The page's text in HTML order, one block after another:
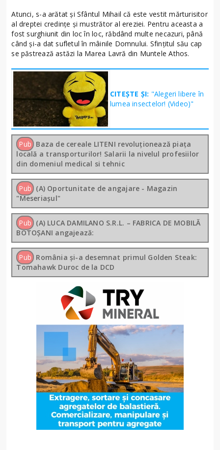
Atunci, s-a arătat şi Sfântul Mihail că este vestit mărturisitor
al dreptei credinţe şi mustrător al ereziei. Pentru aceasta a
fost surghiunit din loc în loc, răbdând multe necazuri, până
când şi-a dat sufletul în mâinile Domnului. Sfinţitul său cap
se păstrează astăzi la Marea Lavră din Muntele Athos.
CITEȘTE ȘI: "Alegeri libere în
lumea insectelor! (Video)"
Pub Baza de cereale LITENI revoluționează piața
locală a transporturilor! Salarii la nivelul profesiilor
din domeniul medical si tehnic
Pub (A) Oportunitate de angajare - Magazin
"Meseriașul"
Pub (A) LUCA DAMILANO S.R.L. – FABRICA DE MOBILĂ
BOTOȘANI angajează:
Pub România și-a desemnat primul Golden Steak:
Tomahawk Duroc de la DCD